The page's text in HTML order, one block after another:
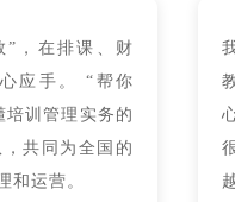
”，在排课、财
应手。 “帮你
培训管理实务的
共同为全国的
和运营。